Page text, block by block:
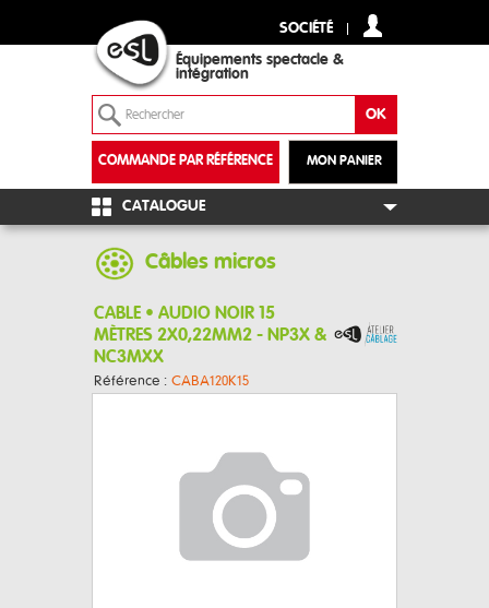
SOCIÉTÉ
Équipements spectacle &
intégration
MON PANIER
COMMANDE PAR RÉFÉRENCE
+
CATALOGUE
Câbles micros
CABLE • AUDIO NOIR 15
MÈTRES 2X0,22MM2 - NP3X &
NC3MXX
Référence : CABA120K15